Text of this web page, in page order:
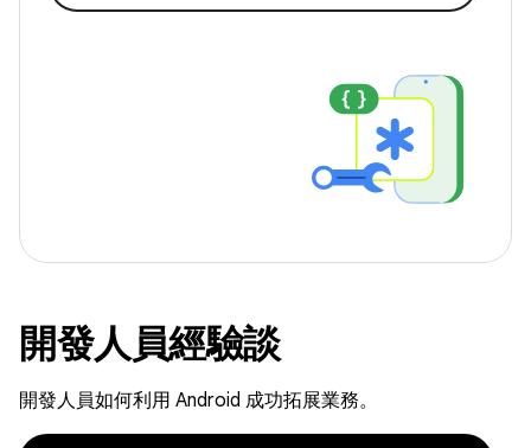
開發人員經驗談
開發人員如何利用 Android 成功拓展業務。